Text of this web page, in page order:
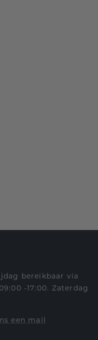
bereikbaar via
-17:00. Zaterdag
een mail